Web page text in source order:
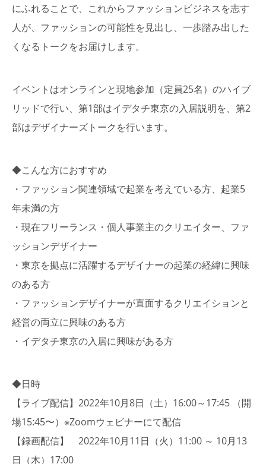
にふれることで、これからファッションビジネスを志す
人が、ファッションの可能性を見出し、一歩踏み出した
くなるトークをお届けします。
イベントはオンラインと現地参加（定員25名）のハイブ
リッドで行い、第1部はイデタチ東京の入居説明を、第2
部はデザイナーズトークを行います。
◆こんな方におすすめ
・ファッション関連領域で起業を考えている方、起業5
年未満の方
・現在フリーランス・個人事業主のクリエイター、ファ
ッションデザイナー
・東京を拠点に活躍するデザイナーの起業の経緯に興味
のある方
・ファッションデザイナーが直面するクリエイションと
経営の両立に興味のある方
・イデタチ東京の入居に興味がある方
◆日時
【ライブ配信】2022年10月8日（土）16:00～17:45 （開
場15:45〜）※Zoomウェビナーにて配信
【録画配信】 2022年10月11日（火）11:00 ～ 10月13
日（木）17:00